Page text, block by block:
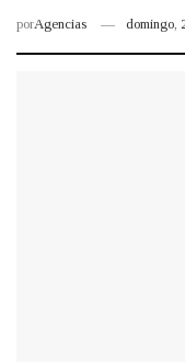
porAgencias domingo,